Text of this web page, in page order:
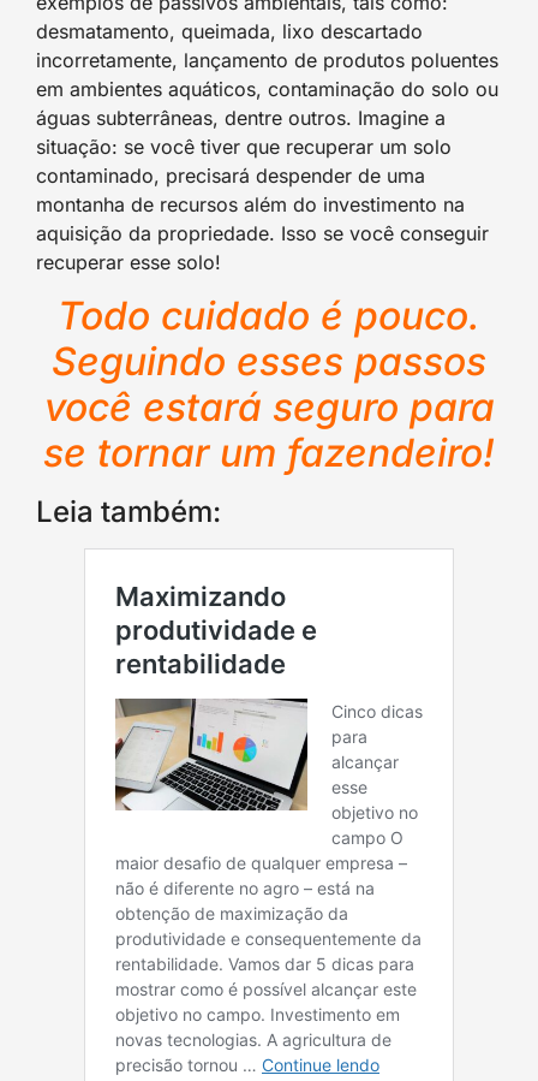
desmatamento, queimada, lixo descartado
incorretamente, lançamento de produtos poluentes
em ambientes aquáticos, contaminação do solo ou
águas subterrâneas, dentre outros. Imagine a
situação: se você tiver que recuperar um solo
contaminado, precisará despender de uma
montanha de recursos além do investimento na
aquisição da propriedade. Isso se você conseguir
recuperar esse solo!
Todo cuidado é pouco.
Seguindo esses passos
você estará seguro para
se tornar um fazendeiro!
Leia também: